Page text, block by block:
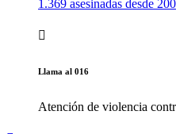
1.369 asesinadas desde
Llama al 016
Atención de violencia